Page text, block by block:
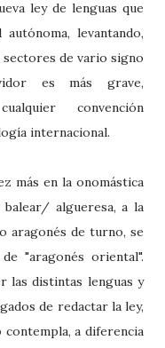
ley de lenguas que
levantando,
de vario signo
es más grave,
convención
internacional.
más en la onomástica
algueresa, a la
aragonés de turno, se
"aragonés oriental".
las distintas lenguas y
de redactar la ley,
a diferencia